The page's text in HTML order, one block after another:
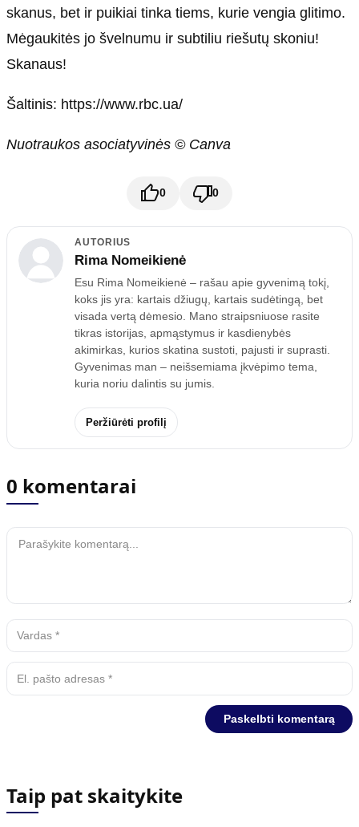
skanus, bet ir puikiai tinka tiems, kurie vengia glitimo.
Mėgaukitės jo švelnumu ir subtiliu riešutų skoniu!
Skanaus!
Šaltinis: https://www.rbc.ua/
Nuotraukos asociatyvinės © Canva
0 0
AUTORIUS
Rima Nomeikienė
Esu Rima Nomeikienė – rašau apie gyvenimą tokį,
koks jis yra: kartais džiugų, kartais sudėtingą, bet
visada vertą dėmesio. Mano straipsniuose rasite
tikras istorijas, apmąstymus ir kasdienybės
akimirkas, kurios skatina sustoti, pajusti ir suprasti.
Gyvenimas man – neišsemiama įkvėpimo tema,
kuria noriu dalintis su jumis.
Peržiūrėti profilį
0 komentarai
Taip pat skaitykite